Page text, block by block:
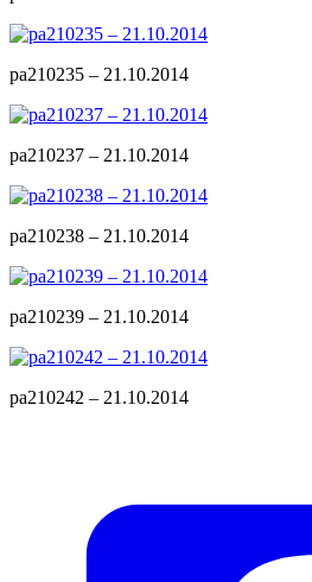
pa210235 – 21.10.2014
pa210237 – 21.10.2014
pa210238 – 21.10.2014
pa210239 – 21.10.2014
pa210242 – 21.10.2014